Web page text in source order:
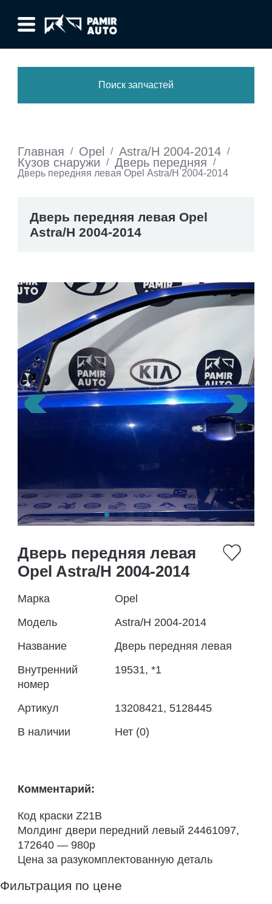
Поиск запчастей
Главная / Opel / Astra/H 2004-2014 /
Кузов снаружи / Дверь передняя
/
Дверь передняя левая Opel Astra/H 2004-2014
Дверь передняя левая Opel
Astra/H 2004-2014
Дверь передняя левая
Opel Astra/H 2004-2014
Марка
Opel
Модель
Astra/H 2004-2014
Название
Дверь передняя левая
Внутренний
номер
19531, *1
Артикул
13208421, 5128445
В наличии
Нет (0)
Комментарий:
Код краски Z21B
Молдинг двери передний левый 24461097,
172640 — 980р
Цена за разукомплектованную деталь
Фильтрация по цене